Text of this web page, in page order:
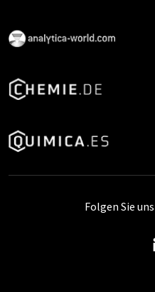
Folgen Sie